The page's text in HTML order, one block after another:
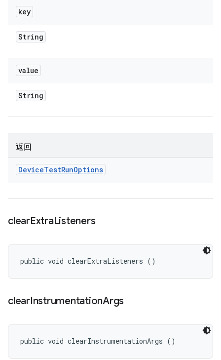
key
String
value
String
返回
DeviceTestRunOptions
clearExtraListeners
public void clearExtraListeners ()
clearInstrumentationArgs
public void clearInstrumentationArgs ()